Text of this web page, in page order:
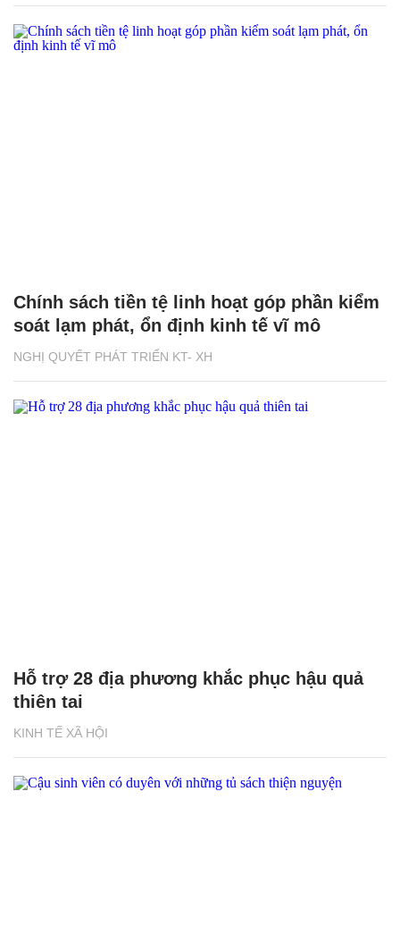
NGHỊ QUYẾT PHÁT TRIỂN KT- XH
Chính sách tiền tệ linh hoạt góp phần kiểm
soát lạm phát, ổn định kinh tế vĩ mô
KINH TẾ XÃ HỘI
Hỗ trợ 28 địa phương khắc phục hậu quả
thiên tai